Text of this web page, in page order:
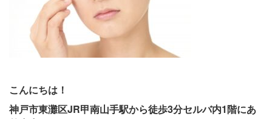
こんにちは！
神戸市東灘区JR甲南山手駅から徒歩3分セルバ内1階にあ